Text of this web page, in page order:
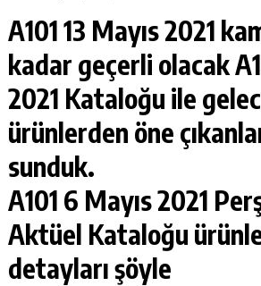
A101 13 Mayıs 2021
kadar geçerli olacak
2021 Kataloğu ile
ürünlerden öne
sunduk.
A101 6 Mayıs 2021
Aktüel Kataloğu
detayları şöyle